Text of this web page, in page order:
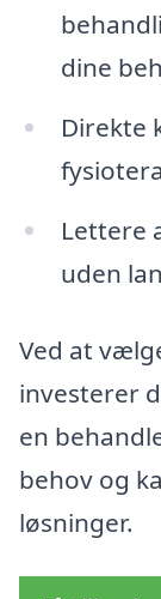
dine
Direkte
Lettere
uden
Ved at
investerer
en
behov og
løsninger.